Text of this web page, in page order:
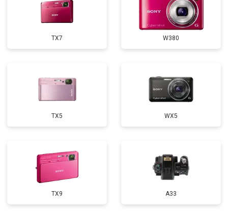
TX7 W380
TX5 WX5
TX9 A33